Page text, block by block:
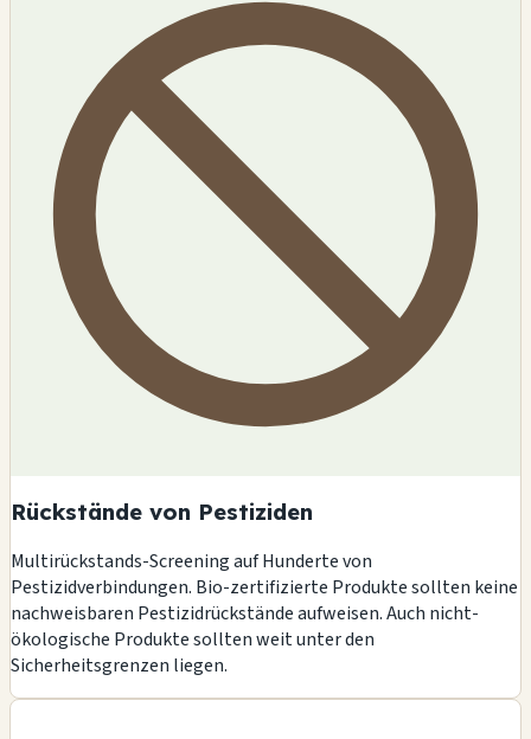
Rückstände von Pestiziden
Multirückstands-Screening auf Hunderte von
Pestizidverbindungen. Bio-zertifizierte Produkte sollten keine
nachweisbaren Pestizidrückstände aufweisen. Auch nicht-
ökologische Produkte sollten weit unter den
Sicherheitsgrenzen liegen.